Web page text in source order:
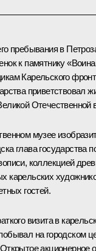
пребывания в
к памятнику
Карельского
приветствовал
Отечественной
музее
глава государства
коллекцией
карельских
гостей.
визита в
на городском
акционерное